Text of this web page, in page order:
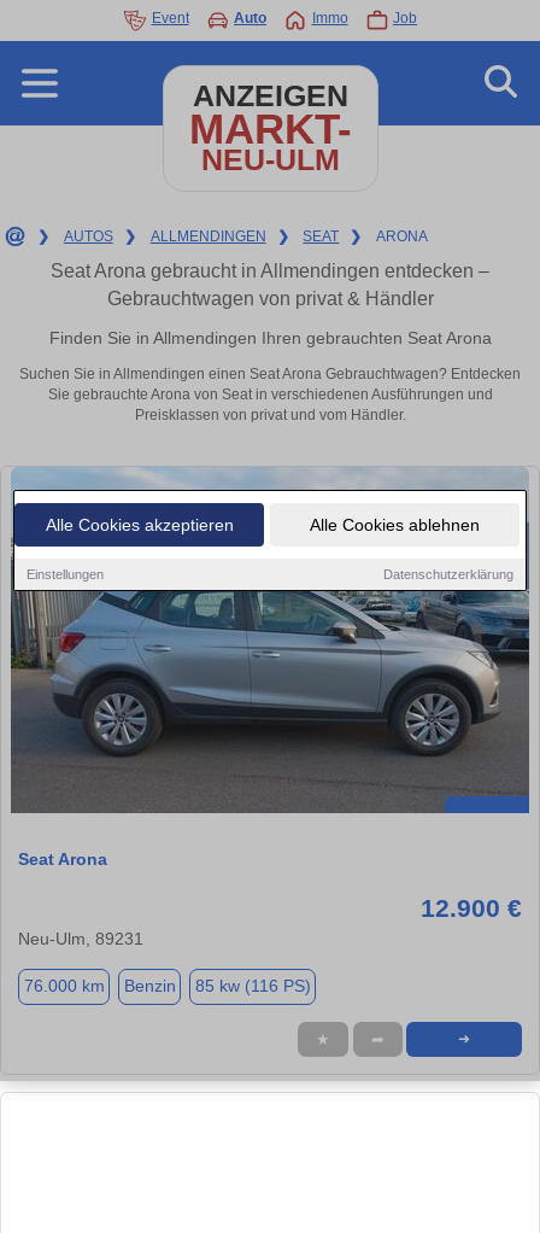
Alle Cookies akzeptieren Alle Cookies ablehnen
Einstellungen Datenschutzerklärung
Event Auto Immo Job
ANZEIGEN
MARKT-
NEU-ULM
❯ AUTOS ❯ ALLMENDINGEN ❯ SEAT ❯ ARONA
Seat Arona gebraucht in Allmendingen entdecken –
Gebrauchtwagen von privat & Händler
Finden Sie in Allmendingen Ihren gebrauchten Seat Arona
Suchen Sie in Allmendingen einen Seat Arona Gebrauchtwagen? Entdecken
Sie gebrauchte Arona von Seat in verschiedenen Ausführungen und
Preisklassen von privat und vom Händler.
Seat Arona
12.900 €
Neu-Ulm, 89231
76.000 km Benzin 85 kw (116 PS)
★ ➦ ➜